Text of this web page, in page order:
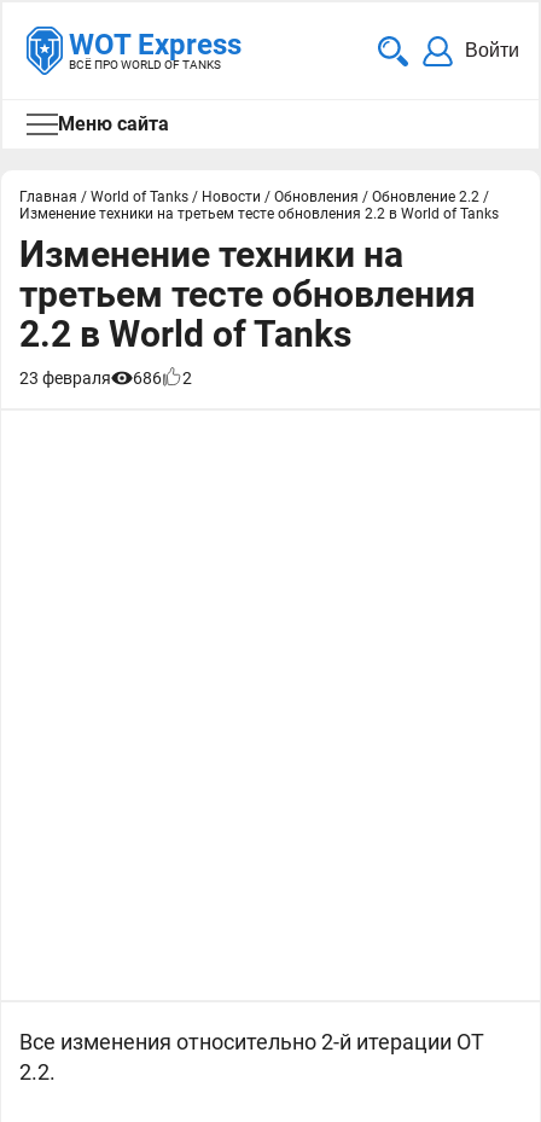
WOT Express
ВСЁ ПРО WORLD OF TANKS
Войти
Меню сайта
Главная / World of Tanks / Новости / Обновления / Обновление 2.2 /
Изменение техники на третьем тесте обновления 2.2 в World of Tanks
Изменение техники на
третьем тесте обновления
2.2 в World of Tanks
23 февраля 686 2
Все изменения относительно 2-й итерации ОТ
2.2.